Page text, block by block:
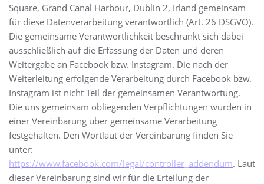
Square, Grand Canal Harbour, Dublin 2, Irland gemeinsam
für diese Datenverarbeitung verantwortlich (Art. 26 DSGVO).
Die gemeinsame Verantwortlichkeit beschränkt sich dabei
ausschließlich auf die Erfassung der Daten und deren
Weitergabe an Facebook bzw. Instagram. Die nach der
Weiterleitung erfolgende Verarbeitung durch Facebook bzw.
Instagram ist nicht Teil der gemeinsamen Verantwortung.
Die uns gemeinsam obliegenden Verpflichtungen wurden in
einer Vereinbarung über gemeinsame Verarbeitung
festgehalten. Den Wortlaut der Vereinbarung finden Sie
unter:
https://www.facebook.com/legal/controller_addendum. Laut
dieser Vereinbarung sind wir für die Erteilung der